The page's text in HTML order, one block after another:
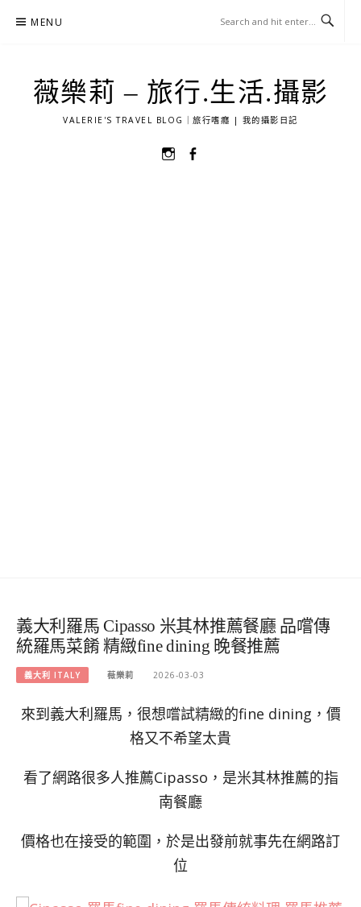
MENU
薇樂莉 – 旅行.生活.攝影
VALERIE'S TRAVEL BLOG｜旅行嗜癮 | 我的攝影日記
選
義大利羅馬 Cipasso 米其林推薦餐廳 品嚐傳
統羅馬菜餚 精緻fine dining 晚餐推薦
義大利 ITALY 薇樂莉 2026-03-03
來到義大利羅馬，很想嚐試精緻的fine dining，價
格又不希望太貴
看了網路很多人推薦Cipasso，是米其林推薦的指
南餐廳
價格也在接受的範圍，於是出發前就事先在網路訂
位